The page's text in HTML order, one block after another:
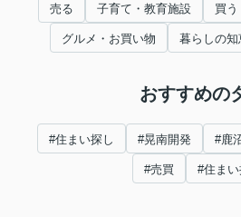
売る 子育て・教育施設 買う
グルメ・お買い物 暮らしの
おすすめの
#住まい探し #晃南開発 #鹿
#売買 #住まい